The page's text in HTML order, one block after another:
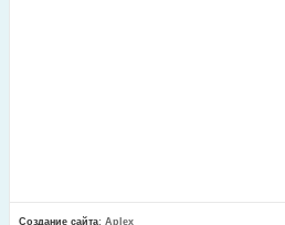
Создание сайта: Aplex